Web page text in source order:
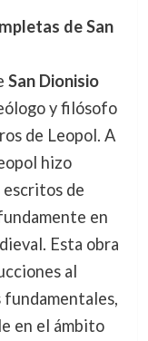
de San
San Dionisio
y filósofo
de Leopol. A
hizo
escritos de
en
Esta obra
al
en el ámbito